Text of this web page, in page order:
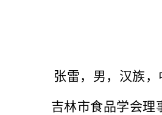
张雷，男，汉族
吉林市食品学会理